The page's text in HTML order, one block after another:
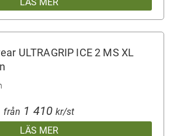
ULTRAGRIP ICE 2 MS XL
LÄS MER
från 1 410 kr/st